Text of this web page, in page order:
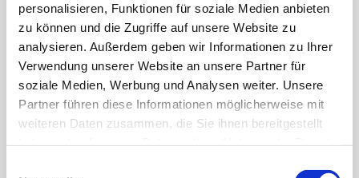
personalisieren, Funktionen für soziale Medien anbieten
zu können und die Zugriffe auf unsere Website zu
analysieren. Außerdem geben wir Informationen zu Ihrer
Verwendung unserer Website an unsere Partner für
soziale Medien, Werbung und Analysen weiter. Unsere
Partner führen diese Informationen möglicherweise mit
weiteren Daten zusammen, die Sie ihnen bereitgestellt
Sie kommen von weither angereist?
Kein Problem. In unserem eigenenMotel Isarkönnen Sie
gerne gut und günstig übernachten.